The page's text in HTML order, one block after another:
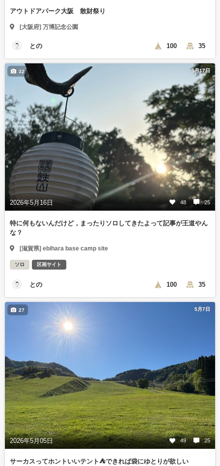
アウトドアパーク大阪 散財祭り
[大阪府] 万博記念公園
との 100 35
5月17日
2026年5月16日 48 25
32
特に何もないんだけど，まったりソロしてきたよって記事が王道やん
な？
[滋賀県] ebihara base camp site
ソロ 区画サイト
との 100 35
5月7日
2026年5月05日 49 25
27
サーカスってホントいいテント⛺️できれば袋にゆとりが欲しい